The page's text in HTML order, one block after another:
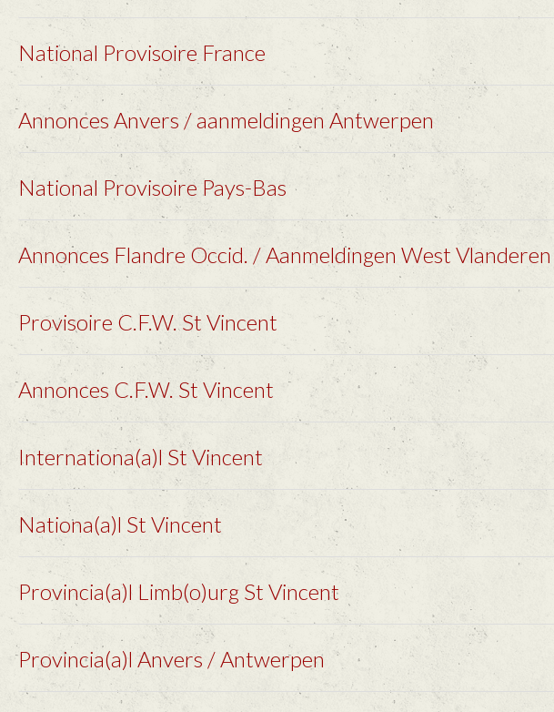
National Provisoire France
Annonces Anvers / aanmeldingen Antwerpen
National Provisoire Pays-Bas
Annonces Flandre Occid. / Aanmeldingen West Vlanderen
Provisoire C.F.W. St Vincent
Annonces C.F.W. St Vincent
Internationa(a)l St Vincent
Nationa(a)l St Vincent
Provincia(a)l Limb(o)urg St Vincent
Provincia(a)l Anvers / Antwerpen